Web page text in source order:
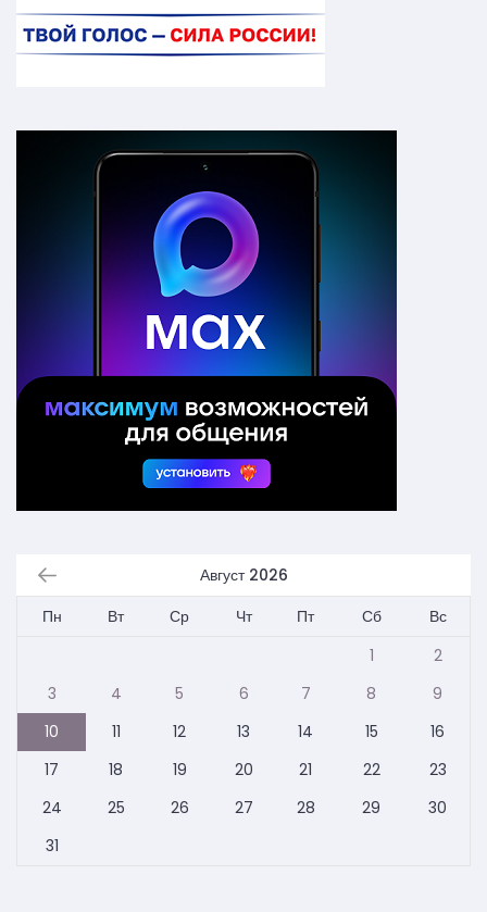
Август 2026
Пн
Вт Ср Чт Пт Сб
Вс
1
2
3
4 5 6 7 8
9
10
11 12 13 14 15
16
17
18 19 20 21 22
23
24
25 26 27 28 29
30
31